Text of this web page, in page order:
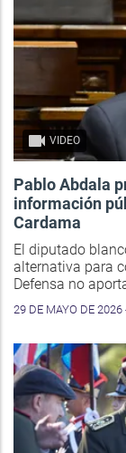
VIDEO
Pablo Abdala
información
Cardama
El diputado
alternativa para
Defensa no
29 DE MAYO DE 2026